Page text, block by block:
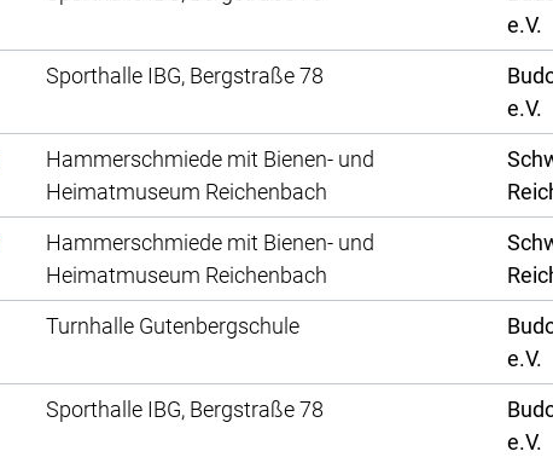
e.V.
Sporthalle IBG, Bergstraße 78
e.V.
Hammerschmiede mit Bienen- und
Heimatmuseum Reichenbach
Hammerschmiede mit Bienen- und
Heimatmuseum Reichenbach
Turnhalle Gutenbergschule
e.V.
Sporthalle IBG, Bergstraße 78
e.V.